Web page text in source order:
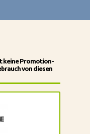
keine Promotion-
von diesen